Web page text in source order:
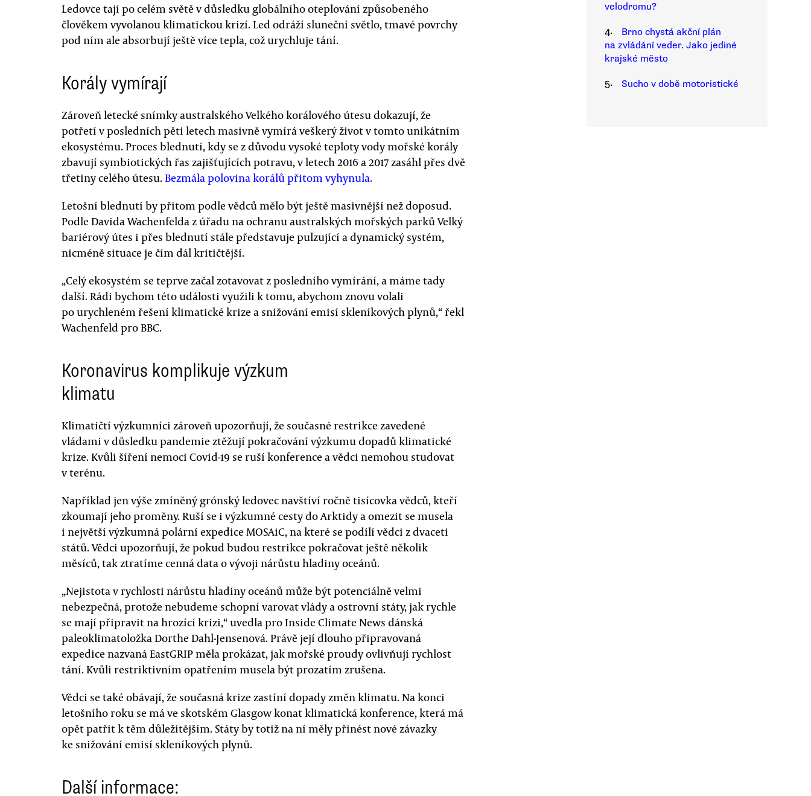
Ledovce tají po celém světě v důsledku globálního oteplování způsobeného
člověkem vyvolanou klimatickou krizí. Led odráží sluneční světlo, tmavé povrchy
pod ním ale absorbují ještě více tepla, což urychluje tání.
Korály vymírají
Zároveň letecké snímky australského Velkého korálového útesu dokazují, že
potřetí v posledních pěti letech masivně vymírá veškerý život v tomto unikátním
ekosystému. Proces blednutí, kdy se z důvodu vysoké teploty vody mořské korály
zbavují symbiotických řas zajišťujících potravu, v letech 2016 a 2017 zasáhl přes dvě
třetiny celého útesu.Bezmála polovina korálů přitom vyhynula.
Letošní blednutí by přitom podle vědců mělo být ještě masivnější než doposud.
Podle Davida Wachenfelda z úřadu na ochranu australských mořských parků Velký
bariérový útes i přes blednutí stále představuje pulzující a dynamický systém,
nicméně situace je čím dál kritičtější.
„Celý ekosystém se teprve začal zotavovat z posledního vymírání, a máme tady
další. Rádi bychom této události využili k tomu, abychom znovu volali
po urychleném řešení klimatické krize a snižování emisí skleníkových plynů,“ řekl
Wachenfeld pro BBC.
Koronavirus komplikuje výzkum
klimatu
Klimatičtí výzkumníci zároveň upozorňují, že současné restrikce zavedené
vládami v důsledku pandemie ztěžují pokračování výzkumu dopadů klimatické
krize. Kvůli šíření nemoci Covid-19 se ruší konference a vědci nemohou studovat
v terénu.
Například jen výše zmíněný grónský ledovec navštíví ročně tisícovka vědců, kteří
zkoumají jeho proměny. Ruší se i výzkumné cesty do Arktidy a omezit se musela
i největší výzkumná polární expedice MOSAiC, na které se podílí vědci z dvaceti
států. Vědci upozorňují, že pokud budou restrikce pokračovat ještě několik
měsíců, tak ztratíme cenná data o vývoji nárůstu hladiny oceánů.
„Nejistota v rychlosti nárůstu hladiny oceánů může být potenciálně velmi
nebezpečná, protože nebudeme schopní varovat vlády a ostrovní státy, jak rychle
se mají připravit na hrozící krizi,“ uvedla pro Inside Climate News dánská
paleoklimatoložka Dorthe Dahl-Jensenová. Právě její dlouho připravovaná
expedice nazvaná EastGRIP měla prokázat, jak mořské proudy ovlivňují rychlost
tání. Kvůli restriktivním opatřením musela být prozatím zrušena.
Vědci se také obávají, že současná krize zastíní dopady změn klimatu. Na konci
letošního roku se má ve skotském Glasgow konat klimatická konference, která má
opět patřit k těm důležitějším. Státy by totiž na ní měly přinést nové závazky
ke snižování emisí skleníkových plynů.
Další informace:
velodromu?
4.
Brno chystá akční plán
na zvládání veder. Jako jediné
krajské město
5.
Sucho v době motoristické